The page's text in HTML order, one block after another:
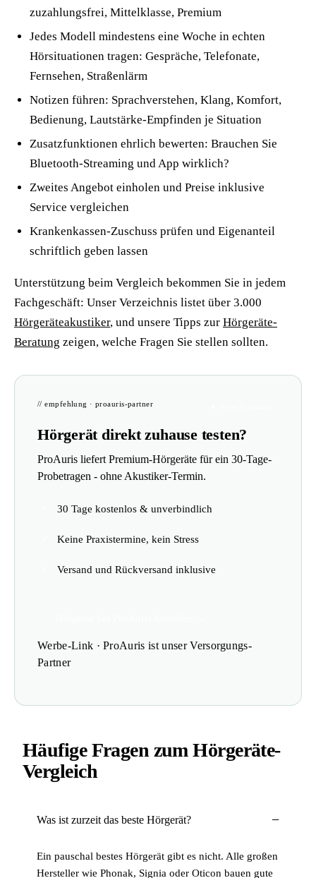
zuzahlungsfrei, Mittelklasse, Premium
Jedes Modell mindestens eine Woche in echten
Hörsituationen tragen: Gespräche, Telefonate,
Fernsehen, Straßenlärm
Notizen führen: Sprachverstehen, Klang, Komfort,
Bedienung, Lautstärke-Empfinden je Situation
Zusatzfunktionen ehrlich bewerten: Brauchen Sie
Bluetooth-Streaming und App wirklich?
Zweites Angebot einholen und Preise inklusive
Service vergleichen
Krankenkassen-Zuschuss prüfen und Eigenanteil
schriftlich geben lassen
Unterstützung beim Vergleich bekommen Sie in jedem
Fachgeschäft: Unser Verzeichnis listet über 3.000
Hörgeräteakustiker, und unsere Tipps zur Hörgeräte-
Beratung zeigen, welche Fragen Sie stellen sollten.
// empfehlung · proauris-partner
Hörgerät direkt zuhause testen?
ProAuris liefert Premium-Hörgeräte für ein 30-Tage-
Probetragen - ohne Akustiker-Termin.
30 Tage kostenlos & unverbindlich
Keine Praxistermine, kein Stress
Versand und Rückversand inklusive
Werbe-Link · ProAuris ist unser Versorgungs-
Partner
Häufige Fragen zum Hörgeräte-
Vergleich
Was ist zurzeit das beste Hörgerät?
Ein pauschal bestes Hörgerät gibt es nicht. Alle großen
Hersteller wie Phonak, Signia oder Oticon bauen gute